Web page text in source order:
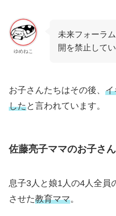
ゆめねこ
未来フォーラ
開を禁止してい
お子さんたちはその後、 イ
したと言われています。
佐藤亮子ママのお子さん
息子3人と娘1人の4人全員
させた教育ママ。